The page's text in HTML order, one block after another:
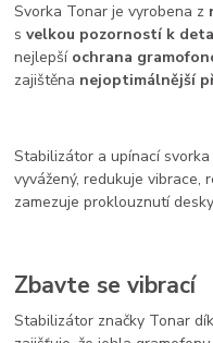
Svorka Tonar je vyrobena z
svelkou pozorností k
nejlepší ochrana
zajištěna nejoptimálnější
Stabilizátor a upínací
vyvážený, redukujevibrace,
zamezuje proklouznutí desky
Zbavte se vibrací
Stabilizátor značky Tonar